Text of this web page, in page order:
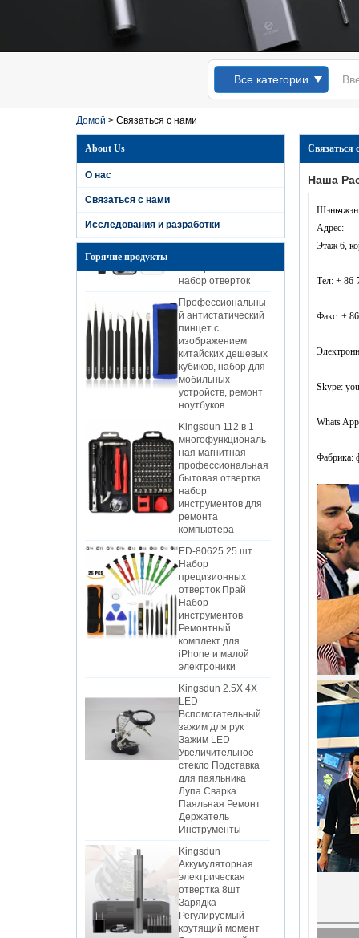
Все категории
Домой > Связаться с нами
About Us
О нас
Связаться с нами
Исследования и разработки
Горячие продукты
Kingsdun 12 шт.
Магнитный Набор
Отверстиями Torx
Phillips Отвертки
Компьютеров
домашний телефон
инструмент
литиевая батарея
зарядки
Профессиональны
й антистатический
пинцет с
изображением
китайских дешевых
кубиков, набор для
мобильных
устройств, ремонт
ноутбуков
Kingsdun 112 в 1
многофункциональ
ная магнитная
профессиональная
бытовая отвертка
набор
инструментов для
ремонта
компьютера
ED-80625 25 шт
Набор
прецизионных
отверток Прай
Набор
инструментов
Ремонтный
комплект для
iPhone и малой
электроники
Kingsdun 2.5X 4X
LED
Вспомогательный
зажим для рук
Зажим LED
Увеличительное
стекло Подставка
для паяльника
Лупа Сварка
Паяльная Ремонт
Держатель
Инструменты
Kingsdun
Аккумуляторная
электрическая
отвертка 8шт
Зарядка
Регулируемый
крутящий момент
Электрический
Связаться
Наша
Адрес:
Этаж 6,
Тел: + 86-
Факс: +
Skype:
Whats
Фабрика: